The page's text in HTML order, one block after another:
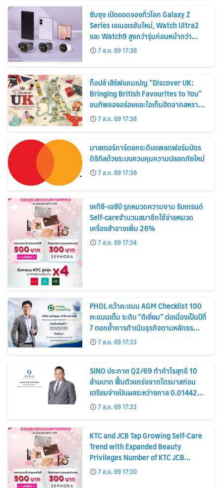
ซัมซุง เปิดยอดจองทั่วโลก Galaxy Z
Series เจเนอเรชันใหม่, Watch Ultra2
และ Watch9 สูงกว่ารุ่นก่อนหน้ากว่า
30%7 ส.ค. 69 17:38
ท็อปส์ เสิร์ฟแคมเปญ “Discover UK:
Bringing British Favourites to You”
ขนทัพของอร่อยและไอเท็มฮิตจากสหราช
อาณาจักร ส่งตรงถึงมือตั้งแต่วันนี้ – 18
สิงหาคมนี้
7 ส.ค. 69 17:38
มาสเตอร์การ์ดยกระดับแพลตฟอร์มบัตร
ดิจิทัลด้วยระบบควบคุมความปลอดภัยใหม่
7 ส.ค. 69 17:36
เคทีซี–เจซีบี รุกหมวดความงาม รับเทรนด์
Self-careจำนวนสมาชิกใช้จ่ายหมวด
เครื่องสำอางเพิ่ม 26%
7 ส.ค. 69 17:34
PHOL คว้าคะแนน AGM Checklist 100
คะแนนเต็ม ระดับ “ดีเยี่ยม” ต่อเนื่องเป็นปีที่
7 ตอกย้ำการดำเนินธุรกิจตามหลักธร
รมาภิบาล โปร่งใส สร้างความเชื่อมั่นผู้ถือ
หุ้น
7 ส.ค. 69 17:33
SINO ประกาศ Q2/69 ทำกำไรสุทธิ 10
ล้านบาท ฟื้นตัวแกร่งจากไตรมาสก่อน
เตรียมจ่ายปันผลระหว่างกาล 0.014423
บาทต่อหุ้น ครึ่งปีหลังมุ่งเติบโตต่อเนื่อง
7 ส.ค. 69 17:33
KTC and JCB Tap Growing Self-Care
Trend with Expanded Beauty
Privileges Number of KTC JCB
Cardmembers Spending on
Cosmetics Rises 26%
7 ส.ค. 69 17:30